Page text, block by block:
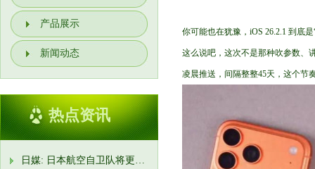
产品展示
新闻动态
热点资讯
日媒: 日本航空自卫队将更名“航空宇宙自卫队”
你可能也在犹豫，iOS 26.2.1 到底
这么说吧，这次不是那种吹参数、
凌晨推送，间隔整整45天，这个节